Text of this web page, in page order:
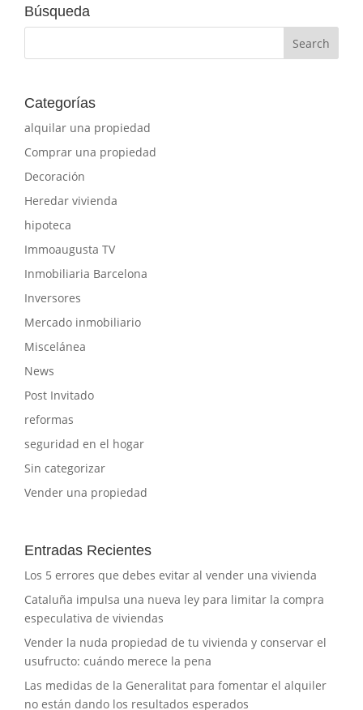
Búsqueda
Categorías
alquilar una propiedad
Comprar una propiedad
Decoración
Heredar vivienda
hipoteca
Immoaugusta TV
Inmobiliaria Barcelona
Inversores
Mercado inmobiliario
Miscelánea
News
Post Invitado
reformas
seguridad en el hogar
Sin categorizar
Vender una propiedad
Entradas Recientes
Los 5 errores que debes evitar al vender una vivienda
Cataluña impulsa una nueva ley para limitar la compra
especulativa de viviendas
Vender la nuda propiedad de tu vivienda y conservar el
usufructo: cuándo merece la pena
Las medidas de la Generalitat para fomentar el alquiler
no están dando los resultados esperados